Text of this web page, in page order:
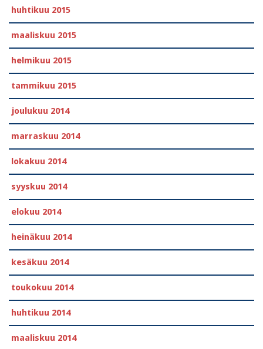
huhtikuu 2015
maaliskuu 2015
helmikuu 2015
tammikuu 2015
joulukuu 2014
marraskuu 2014
lokakuu 2014
syyskuu 2014
elokuu 2014
heinäkuu 2014
kesäkuu 2014
toukokuu 2014
huhtikuu 2014
maaliskuu 2014